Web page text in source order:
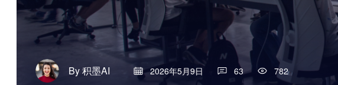
By积墨AI 2026年5月9日 63 782